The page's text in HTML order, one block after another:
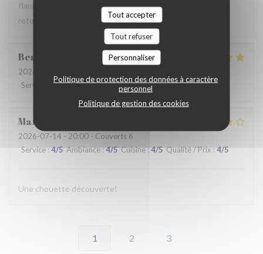
Tout accepter
Tout refuser
Personnaliser
Politique de protection des données à caractère
personnel
Politique de gestion des cookies
flamiche au maroilles, etc) et le service. Pourquoi pas y
retourner lors d'un prochaine passage à Lilles.
Benjamin
2026-07-19
Service
5/5 Ambiance:5/5 Cuisine:5/5 Qualité / Prix:5
Martine
2026-07-14 - 20:00 - Couverts 6
Service:4/5 Ambiance:4/5 Cuisine:4/5 Qualité / Prix:4/5
Une chouette découverte!
1 2 3